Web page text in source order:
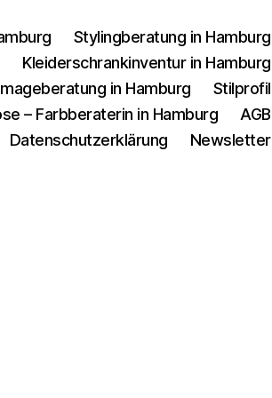
Stylingberatung in Hamburg
Kleiderschrankinventur in Hamburg
in Hamburg
Stilprofil
– Farbberaterin in Hamburg
AGB
Datenschutzerklärung Newsletter